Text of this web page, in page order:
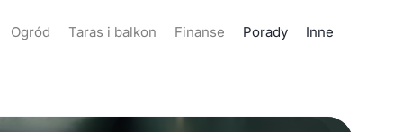
Ogród Taras i balkon Finanse Porady
Inne